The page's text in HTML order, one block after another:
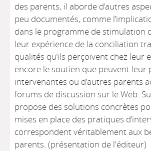
des parents, il aborde d’autres
peu documentés, comme
dans le programme de stimulation
leur expérience de la conciliation
qualités qu’ils perçoivent chez leur
encore le soutien que peuvent leur
intervenantes ou d’autres parents
forums de discussion sur le Web.
propose des solutions concrètes
mises en place des pratiques
correspondent véritablement aux
parents. (présentation de l'éditeur)